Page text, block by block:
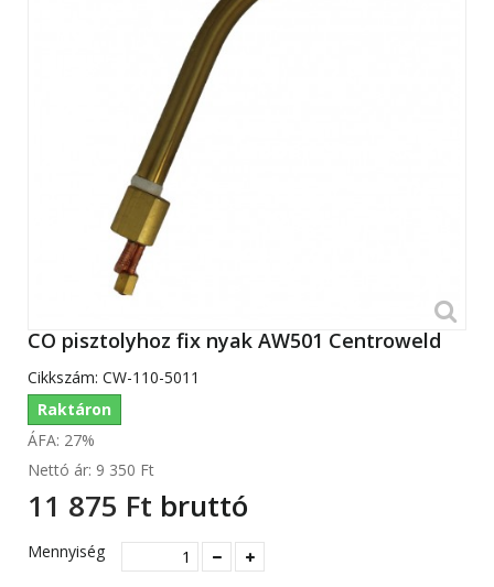
CO pisztolyhoz fix nyak AW501 Centroweld
Cikkszám: CW-110-5011
Raktáron
ÁFA: 27%
Nettó ár: 9 350 Ft‎
11 875 Ft‎ bruttó
Mennyiség